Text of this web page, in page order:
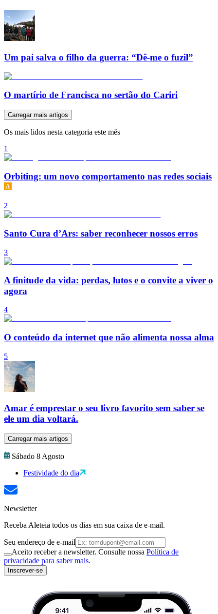
Um pai salva o filho da guerra: “Dê-me o fuzil”
O martírio de Francisca no sertão do Cariri
Carregar mais artigos
Os mais lidos nesta categoria este mês
1
Orbiting: um novo comportamento nas redes sociais
2
Santo Cura d’Ars: saber reconhecer nossos erros
3
A finitude da vida: perdas, lutos e o convite a viver o
agora
4
O conteúdo da internet que não alimenta nossa alma
5
Amar é emprestar o seu livro favorito sem saber se
ele um dia voltará.
Carregar mais artigos
Sábado 8 Agosto
Festividade do dia
Newsletter
Receba Aleteia todos os dias em sua caixa de e-mail.
Seu endereço de e-mail
Aceito receber a newsletter. Consulte nossa Política de
privacidade para saber mais.
Inscrever-se